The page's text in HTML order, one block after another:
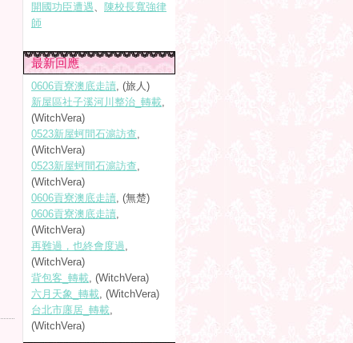
開國功臣遭遇、 陳校長寬強律
師
最新回應
0606貢寮澳底走讀, (旅人)
新屋區社子溪河川整治_轉載,
(WitchVera)
0523新屋蚵間石滬訪查,
(WitchVera)
0523新屋蚵間石滬訪查,
(WitchVera)
0606貢寮澳底走讀, (無楚)
0606貢寮澳底走讀,
(WitchVera)
再難過，也終會度過,
(WitchVera)
背包客_轉載, (WitchVera)
六月天象_轉載, (WitchVera)
台北市廛居_轉載,
(WitchVera)